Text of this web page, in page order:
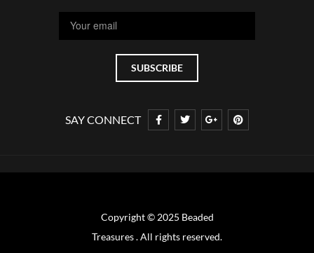
SAY CONNECT
Copyright © 2025 Beaded
Treasures . All rights reserved.